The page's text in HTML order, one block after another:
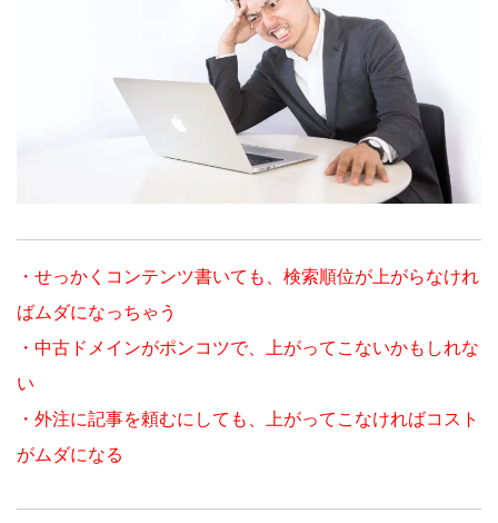
・せっかくコンテンツ書いても、検索順位が上がらなけれ
ばムダになっちゃう
・中古ドメインがポンコツで、上がってこないかもしれな
い
・外注に記事を頼むにしても、上がってこなければコスト
がムダになる